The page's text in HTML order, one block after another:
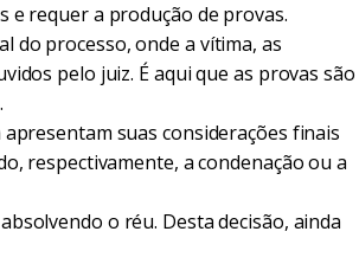
requer a produção de provas.
do processo, onde a vítima, as
pelo juiz. É aqui que as provas são
suas considerações finais
respectivamente, a condenação ou a
o réu. Desta decisão, ainda